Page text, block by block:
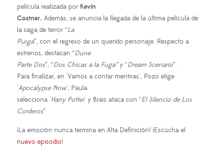
película realizada por Kevin
Costner. Además, se anuncia la llegada de la última película de
la saga de terror “La
Purga”, con el regreso de un querido personaje. Respecto a
estrenos, destacan “Dune
Parte Dos”, “Dos Chicas a la Fuga”y “Dream Scenario”.
Para finalizar, en "Vamos a contar mentiras", Pozo elige
"Apocalypse Now", Paula
selecciona "Harry Potter" y Brais ataca con “El Silencio de Los
Corderos”
¡La emoción nunca termina en Alta Definición! ¡Escúcha el
nuevo episodio!